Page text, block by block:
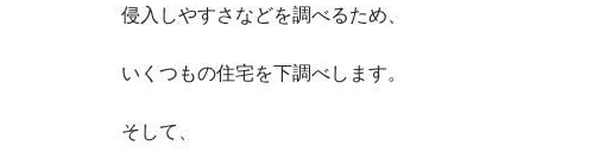
侵入しやすさなどを調べるため、
いくつもの住宅を下調べします。
そして、